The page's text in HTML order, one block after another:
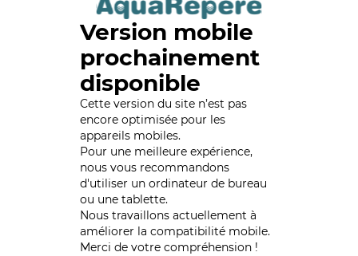
Version mobile
prochainement
disponible
Cette version du site n’est pas
encore optimisée pour les
appareils mobiles.
Pour une meilleure expérience,
nous vous recommandons
d'utiliser un ordinateur de bureau
ou une tablette.
Nous travaillons actuellement à
améliorer la compatibilité mobile.
Merci de votre compréhension !